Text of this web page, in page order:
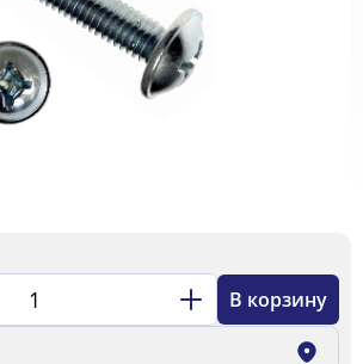
В корзину